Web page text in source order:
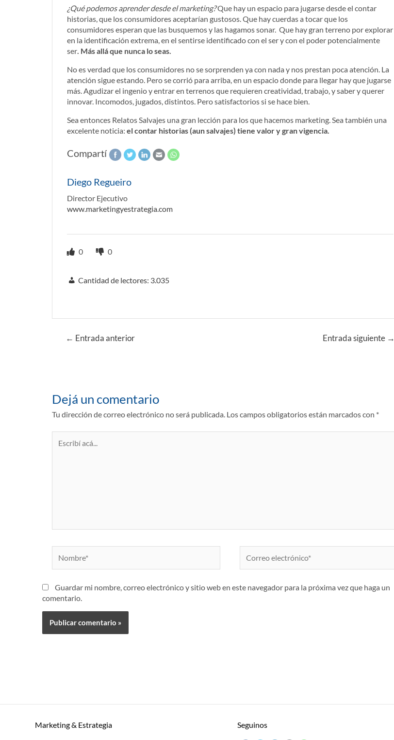
¿Qué podemos aprender desde el marketing?Que hay un espacio para jugarse desde el contar
historias, que los consumidores aceptarían gustosos. Que hay cuerdas a tocar que los
consumidores esperan que las busquemos y las hagamos sonar. Que hay gran terreno por explorar
en la identificación extrema, en el sentirse identificado con el ser y con el poder potencialmente
ser. Más allá que nunca lo seas.
No es verdad que los consumidores no se sorprenden ya con nada y nos prestan poca atención. La
atención sigue estando. Pero se corrió para arriba, en un espacio donde para llegar hay que jugarse
más. Agudizar el ingenio y entrar en terrenos que requieren creatividad, trabajo, y saber y querer
innovar. Incomodos, jugados, distintos. Pero satisfactorios si se hace bien.
Sea entonces Relatos Salvajes una gran lección para los que hacemos marketing. Sea también una
excelente noticia: el contar historias (aun salvajes) tiene valor y gran vigencia.
Compartí
Diego Regueiro
Director Ejecutivo
www.marketingyestrategia.com
0 0
Cantidad de lectores: 3.035
Navegación
← Entrada anterior Entrada siguiente →
Dejá un comentario
Tu dirección de correo electrónico no será publicada. Los campos obligatorios están marcados con *
acá...
electrónico*
Guardar mi nombre, correo electrónico y sitio web en este navegador para la próxima vez que haga un
comentario.
Marketing & Estrategia Seguinos